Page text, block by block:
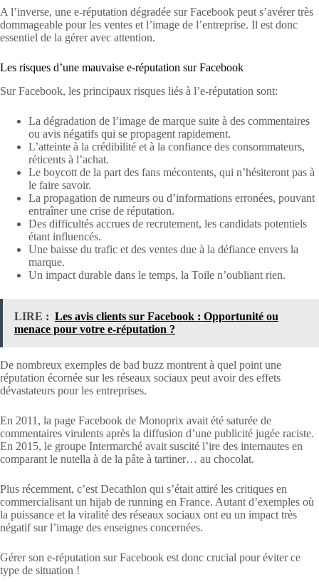
A l’inverse, une e-réputation dégradée sur Facebook peut s’avérer très
dommageable pour les ventes et l’image de l’entreprise. Il est donc
essentiel de la gérer avec attention.
Les risques d’une mauvaise e-réputation sur Facebook
Sur Facebook, les principaux risques liés à l’e-réputation sont:
La dégradation de l’image de marque suite à des commentaires
ou avis négatifs qui se propagent rapidement.
L’atteinte à la crédibilité et à la confiance des consommateurs,
réticents à l’achat.
Le boycott de la part des fans mécontents, qui n’hésiteront pas à
le faire savoir.
La propagation de rumeurs ou d’informations erronées, pouvant
entraîner une crise de réputation.
Des difficultés accrues de recrutement, les candidats potentiels
étant influencés.
Une baisse du trafic et des ventes due à la défiance envers la
marque.
Un impact durable dans le temps, la Toile n’oubliant rien.
LIRE : Les avis clients sur Facebook : Opportunité ou
menace pour votre e-réputation ?
De nombreux exemples de bad buzz montrent à quel point une
réputation écornée sur les réseaux sociaux peut avoir des effets
dévastateurs pour les entreprises.
En 2011, la page Facebook de Monoprix avait été saturée de
commentaires virulents après la diffusion d’une publicité jugée raciste.
En 2015, le groupe Intermarché avait suscité l’ire des internautes en
comparant le nutella à de la pâte à tartiner… au chocolat.
Plus récemment, c’est Decathlon qui s’était attiré les critiques en
commercialisant un hijab de running en France. Autant d’exemples où
la puissance et la viralité des réseaux sociaux ont eu un impact très
négatif sur l’image des enseignes concernées.
Gérer son e-réputation sur Facebook est donc crucial pour éviter ce
type de situation !